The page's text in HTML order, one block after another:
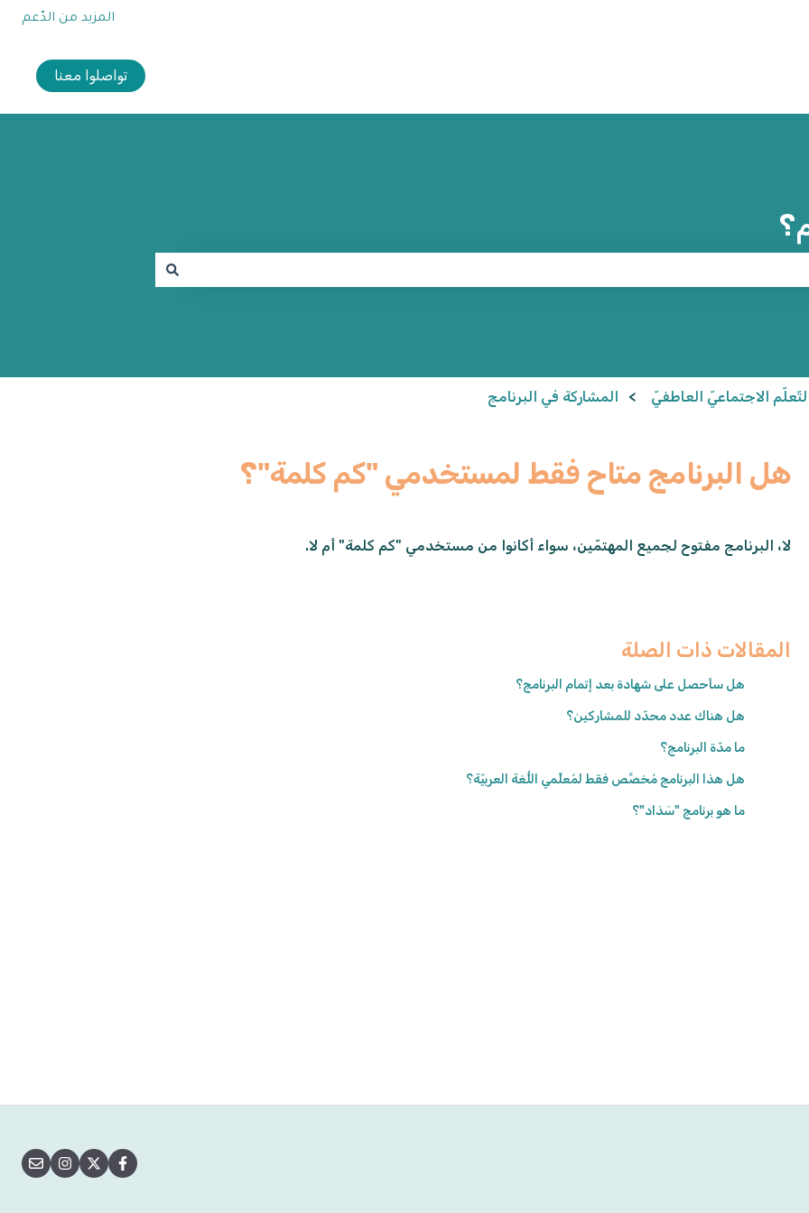
المزيد من الدّعم
تواصلوا معنا
الاجتماعيّ العاطفيّ المشاركة في البرنامج
هل البرنامج متاح فقط لمستخدمي "كم كلمة"؟
لا، البرنامج مفتوح لجميع المهتمّين، سواء أكانوا من مستخدمي "كم كلمة" أم لا.
المقالات ذات الصلة
هل سأحصل على شهادة بعد إتمام البرنامج؟
هل هناك عدد محدّد للمشاركين؟
ما مدّة البرنامج؟
هل هذا البرنامج مُخصَّص فقط لمُعلِّمي اللُّغة العربيّة؟
ما هو برنامج "سَدَاد"؟